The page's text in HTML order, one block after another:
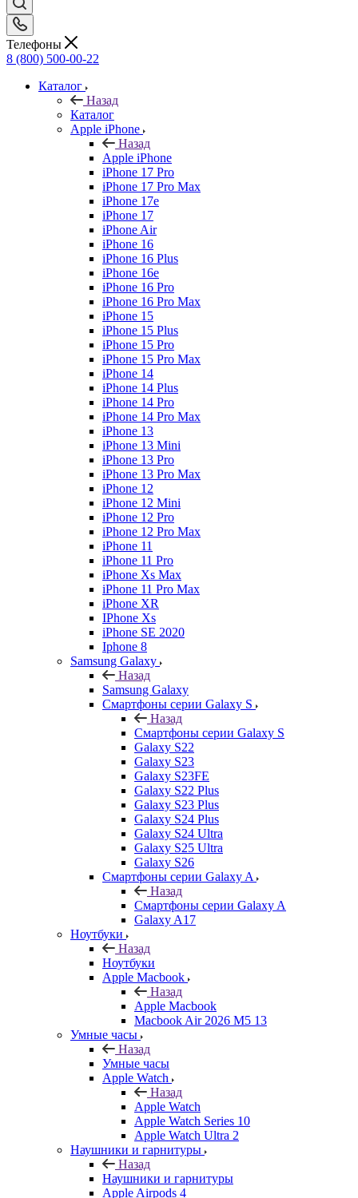
Телефоны
8 (800) 500-00-22
Каталог
Назад
Каталог
Apple iPhone
Назад
Apple iPhone
iPhone 17 Pro
iPhone 17 Pro Max
iPhone 17e
iPhone 17
iPhone Air
iPhone 16
iPhone 16 Plus
iPhone 16e
iPhone 16 Pro
iPhone 16 Pro Max
iPhone 15
iPhone 15 Plus
iPhone 15 Pro
iPhone 15 Pro Max
iPhone 14
iPhone 14 Plus
iPhone 14 Pro
iPhone 14 Pro Max
iPhone 13
iPhone 13 Mini
iPhone 13 Pro
iPhone 13 Pro Max
iPhone 12
iPhone 12 Mini
iPhone 12 Pro
iPhone 12 Pro Max
iPhone 11
iPhone 11 Pro
iPhone Xs Max
iPhone 11 Pro Max
iPhone XR
IPhone Xs
iPhone SE 2020
Iphone 8
Samsung Galaxy
Назад
Samsung Galaxy
Смартфоны серии Galaxy S
Назад
Смартфоны серии Galaxy S
Galaxy S22
Galaxy S23
Galaxy S23FE
Galaxy S22 Plus
Galaxy S23 Plus
Galaxy S24 Plus
Galaxy S24 Ultra
Galaxy S25 Ultra
Galaxy S26
Смартфоны серии Galaxy A
Назад
Смартфоны серии Galaxy A
Galaxy A17
Ноутбуки
Назад
Ноутбуки
Apple Macbook
Назад
Apple Macbook
Macbook Air 2026 M5 13
Умные часы
Назад
Умные часы
Apple Watch
Назад
Apple Watch
Apple Watch Series 10
Apple Watch Ultra 2
Наушники и гарнитуры
Назад
Наушники и гарнитуры
Apple Airpods 4